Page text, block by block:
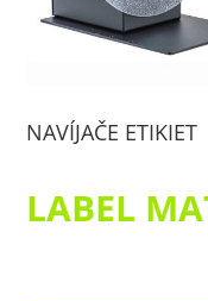
NAVÍJAČE ETIKIET
LABEL